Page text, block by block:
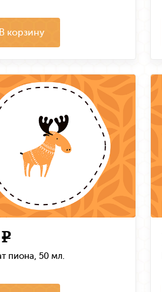
В корзину
e
пиона, 50 мл.